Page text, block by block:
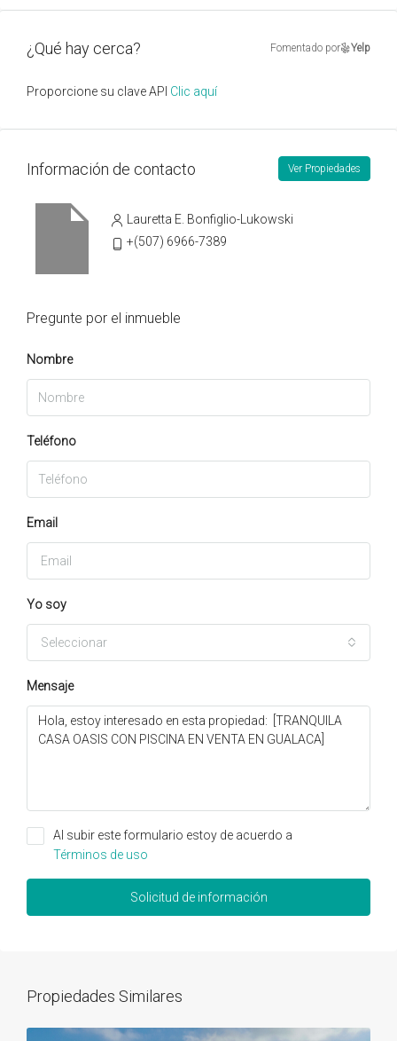
¿Qué hay cerca? Fomentado por Yelp
Proporcione su clave API Clic aquí
Información de contacto Ver Propiedades
Lauretta E. Bonfiglio-Lukowski
+(507) 6966-7389
Pregunte por el inmueble
Nombre
Teléfono
Email
Yo soy
Seleccionar
Mensaje
Al subir este formulario estoy de acuerdo a
Términos de uso
Solicitud de información
Propiedades Similares